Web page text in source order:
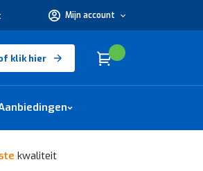
Mijn account
nodig?
klik hier Winkelwagen
Cart
kwaliteit